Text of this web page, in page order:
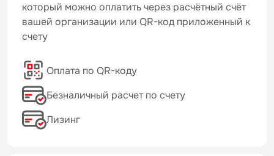
который можно оплатить через расчётный счёт
вашей организации или QR-код приложенный к
счету
Оплата по QR-коду
Безналичный расчет по счету
Лизинг